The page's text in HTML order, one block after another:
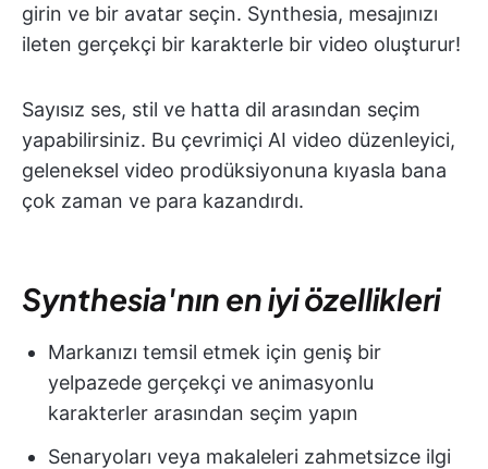
girin ve bir avatar seçin. Synthesia, mesajınızı
ileten gerçekçi bir karakterle bir video oluşturur!
Sayısız ses, stil ve hatta dil arasından seçim
yapabilirsiniz. Bu çevrimiçi AI video düzenleyici,
geleneksel video prodüksiyonuna kıyasla bana
çok zaman ve para kazandırdı.
Synthesia'nın en iyi özellikleri
Markanızı temsil etmek için geniş bir
yelpazede gerçekçi ve animasyonlu
karakterler arasından seçim yapın
Senaryoları veya makaleleri zahmetsizce ilgi